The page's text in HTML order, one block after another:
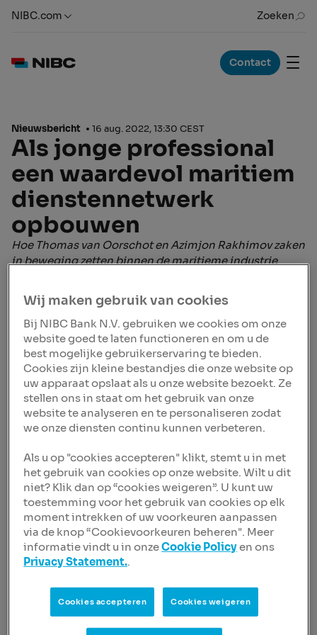
NIBC.com Zoeken
Contact
Nieuwsbericht 16 aug. 2022, 13:30 CEST
Als jonge professional
een waardevol maritiem
dienstennetwerk
opbouwen
Hoe Thomas van Oorschot en Azimjon Rakhimov zaken
in beweging zetten binnen de maritieme industrie
NIBC toen hij door Michael de Visser werd gevraagd
om de organisatie te vertegenwoordigen tijdens een
diner van deRotterdam Maritime Services
Community (RMSC). De RMSC vertegenwoordigt de
zakelijke belangen van Rotterdamse bedrijven die
professionele zakelijke diensten verlenen aan de
maritieme industrie. Tijdens dit diner werd Thomas
uitgenodigd om zitting te nemen in het
organisatiecomité van Young RMSC en zonder aarzelen
heeft Thomas deze kans gegrepen.
Thomas zet zich namens NIBC al bijna 5 jaar in voor de
industrie. Sinds kort gesteund door Azimjon Rakhimov,
die binnenkort ook de netwerkevenementen voor
Young RMSC gaat organiseren.
De Young RMSC events hebben vaak een informatief
karakter, waarbij leden actief kunnen deelnemen aan
sector discussies, afgesloten met een netwerkborrel.
leden als zeer waardevol wordt ervaren.
Wij maken gebruik van cookies
Bij NIBC Bank N.V. gebruiken we cookies om onze
website goed te laten functioneren en om u de
best mogelijke gebruikerservaring te bieden.
Cookies zijn kleine bestandjes die onze website op
uw apparaat opslaat als u onze website bezoekt. Ze
stellen ons in staat om het gebruik van onze
website te analyseren en te personaliseren zodat
we onze diensten continu kunnen verbeteren.
Als u op "cookies accepteren" klikt, stemt u in met
het gebruik van cookies op onze website. Wilt u dit
niet? Klik dan op “cookies weigeren”. U kunt uw
toestemming voor het gebruik van cookies op elk
moment intrekken of uw voorkeuren aanpassen
via de knop “Cookievoorkeuren beheren". Meer
informatie vindt u in onzeCookie Policyen ons
Privacy Statement..
Cookies accepteren Cookies weigeren